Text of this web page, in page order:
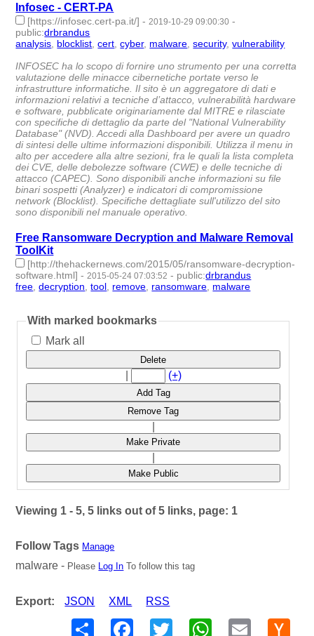
Infosec - CERT-PA
[https://infosec.cert-pa.it/] - 2019-10-29 09:00:30 -
public:drbrandus
analysis blocklist ,cert ,cyber, malware ,security,vulnerability
INFOSEC ha lo scopo di fornire uno strumento per una corretta
valutazione delle minacce cibernetiche portate verso le
infrastrutture informatiche. Il sito è un aggregatore di dati e
informazioni relativi a tecniche d’attacco, vulnerabilità hardware
e software, pubblicate originariamente dal MITRE e rilasciate
con specifiche di dettaglio da parte del "National Vulnerability
Database" (NVD). Accedi alla Dashboard per avere un quadro
di sintesi delle ultime informazioni disponibili. Utilizza il menu in
alto per accedere alla altre sezioni, fra le quali la lista completa
dei CVE, delle debolezze software (CWE) e delle tecniche di
attacco (CAPEC). Sono disponibili anche informazioni su file
binari sospetti (Analyzer) e indicatori di compromissione
network (Blocklist). Specifiche dettagliate sull'utilizzo del sito
sono disponibili nel manuale operativo.
Free Ransomware Decryption and Malware Removal
ToolKit
[http://thehackernews.com/2015/05/ransomware-decryption-
software.html] - 2015-05-24 07:03:52 - public:drbrandus
free ,decryption ,tool remove ransomware malware
With marked bookmarks
Mark all
Delete
(+)
Add Tag
Remove Tag
Make Private
Make Public
Viewing 1 - 5, 5 links out of 5 links, page: 1
Follow Tags Manage
malware - Please Log In To follow this tag
Export: JSON XML
RSS
Share
FacebookTwitter WhatsAppEmail